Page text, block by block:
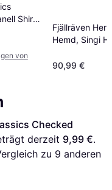
Shirt -
von
Fjällräven
Hemd, Singi
Weiss
90,99 €
Checked
derzeit 9,99 €.
zu 9 anderen